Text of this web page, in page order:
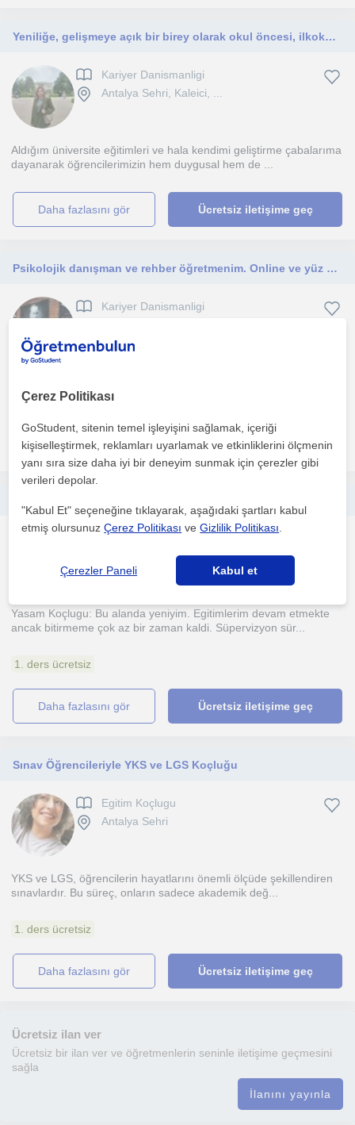
Yeniliğe, gelişmeye açık bir birey olarak okul öncesi, ilkokul, ortaokul, lise kademelerindeki öğrencilerimize yardımcı olmayı hed
Kariyer Danismanligi
Antalya Sehri, Kaleici, ...
Aldığım üniversite eğitimleri ve hala kendimi geliştirme çabalarıma
dayanarak öğrencilerimizin hem duygusal hem de ...
daha fazlasını gör Ücretsiz iletişime geç
Psikolojik danışman ve rehber öğretmenim. Online ve yüz yüze eğitim danışmanlığı yapıyorum. Mesleki rehberlik de buna dahil.
Kariyer Danismanligi
rehberlik desteği. Bireysel Rehberlik desteği ve...
daha fazlasını gör Ücretsiz iletişime geç
Egitim Koçlugu
Yasam Koçlugu: Bu alanda yeniyim. Egitimlerim devam etmekte
ancak bitirmeme çok az bir zaman kaldi. Süpervizyon sür...
1. ders ücretsiz
daha fazlasını gör Ücretsiz iletişime geç
Sınav Öğrencileriyle YKS ve LGS Koçluğu
Egitim Koçlugu
Antalya Sehri
YKS ve LGS, öğrencilerin hayatlarını önemli ölçüde şekillendiren
sınavlardır. Bu süreç, onların sadece akademik değ...
1. ders ücretsiz
daha fazlasını gör Ücretsiz iletişime geç
Ücretsiz ilan ver
Ücretsiz bir ilan ver ve öğretmenlerin seninle iletişime geçmesini
sağla
İlanını yayınla
Çerez Politikası
GoStudent, sitenin temel işleyişini sağlamak, içeriği
kişiselleştirmek, reklamları uyarlamak ve etkinliklerini ölçmenin
yanı sıra size daha iyi bir deneyim sunmak için çerezler gibi
verileri depolar.
"Kabul Et" seçeneğine tıklayarak, aşağıdaki şartları kabul
etmiş olursunuzÇerez Politikası veGizlilik Politikası
Çerezler Paneli Kabul et